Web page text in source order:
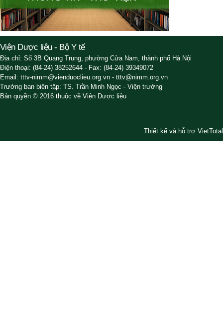
Viện Dược liệu - Bộ Y tế
Địa chỉ: Số 3B Quang Trung, phường Cửa Nam, thành phố Hà Nội
Điện thoại: (84-24) 38252644 - Fax: (84-24) 39349072
Email: tttv-nimm@vienduoclieu.org.vn - tttv@nimm.org.vn
Trưởng ban biên tập: TS. Trần Minh Ngọc - Viện trưởng
Bản quyền © 2016 thuộc về Viện Dược liệu
Thiết kế và hỗ trợ VietTotal